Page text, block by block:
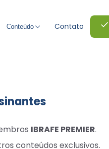
Conteúdo Contato
IBRAFE PREMIER.
conteúdos exclusivos.